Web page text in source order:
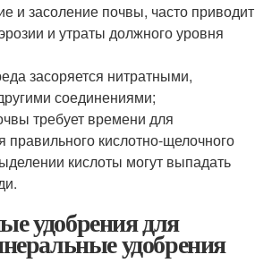
и засоление почвы, часто приводит
и утраты должного уровня
засоряется нитратными,
соединениями;
требует времени для
правильного кислотно-щелочного
кислоты могут выпадать
удобрения для
удобрения